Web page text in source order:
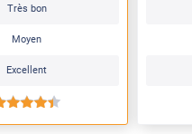
Très bon
Moyen
Excellent
*****